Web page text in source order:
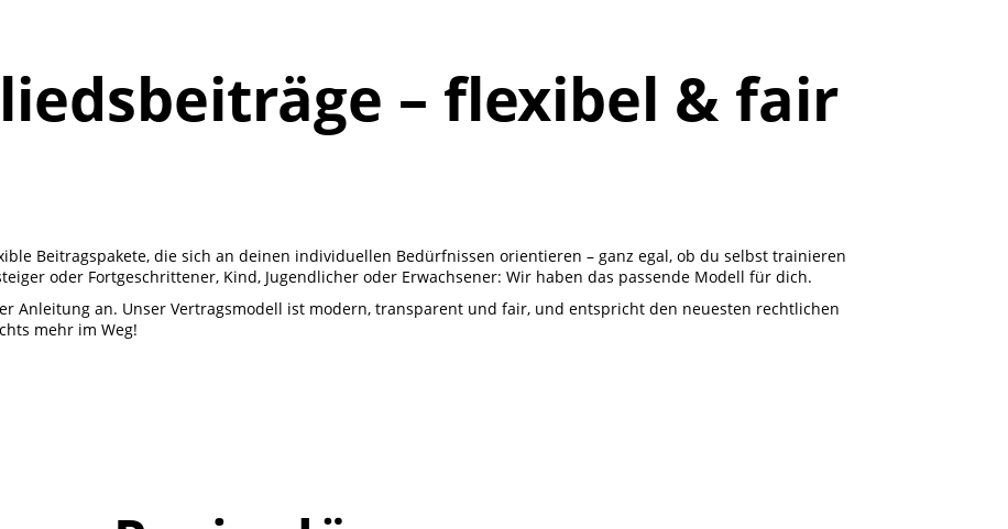
– flexibel & fair
Beitragspakete, die sich an deinen individuellen Bedürfnissen orientieren – ganz egal, ob du selbst trainieren
oder Fortgeschrittener, Kind, Jugendlicher oder Erwachsener: Wir haben das passende Modell für dich.
Anleitung an. Unser Vertragsmodell ist modern, transparent und fair, und entspricht den neuesten rechtlichen
mehr im Weg!